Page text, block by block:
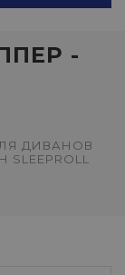
-
ДИВАНОВ